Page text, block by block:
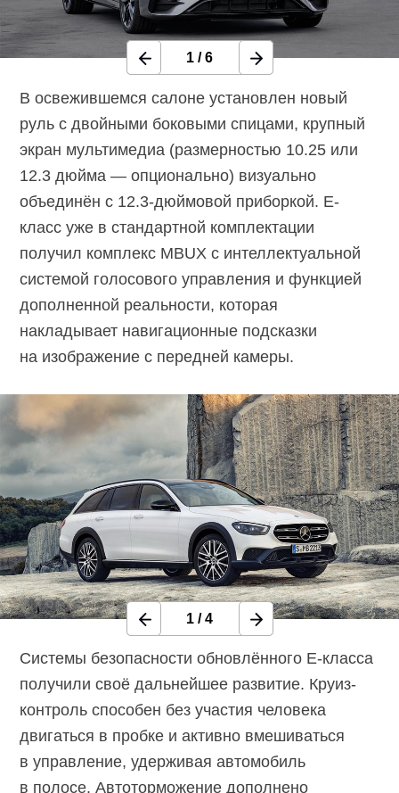
1 /6
В освежившемся салоне установлен новый
руль с двойными боковыми спицами, крупный
экран мультимедиа (размерностью 10.25 или
12.3 дюйма — опционально) визуально
объединён с 12.3-дюймовой приборкой. E-
класс уже в стандартной комплектации
получил комплекс MBUX с интеллектуальной
системой голосового управления и функцией
дополненной реальности, которая
накладывает навигационные подсказки
на изображение с передней камеры.
1 /4
Системы безопасности обновлённого Е-класса
получили своё дальнейшее развитие. Круиз-
контроль способен без участия человека
двигаться в пробке и активно вмешиваться
в управление, удерживая автомобиль
в полосе. Автоторможение дополнено